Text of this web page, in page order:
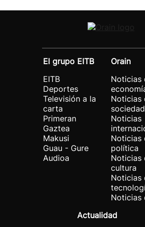
El grupo EITB
EITB
Deportes
Televisión a la
carta
Primeran
Gaztea
Makusi
Guau - Gure
Audioa
Orain
Noticias
Noticias
sociedad
Noticias
Noticias
política
Noticias
cultura
Noticias
Noticias
Actualidad